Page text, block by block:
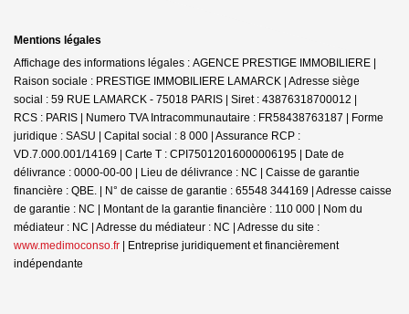
Mentions légales
Affichage des informations légales : AGENCE PRESTIGE IMMOBILIERE |
Raison sociale : PRESTIGE IMMOBILIERE LAMARCK | Adresse siège
social : 59 RUE LAMARCK - 75018 PARIS | Siret : 43876318700012 |
RCS : PARIS | Numero TVA Intracommunautaire : FR58438763187 | Forme
juridique : SASU | Capital social : 8 000 | Assurance RCP :
VD.7.000.001/14169 | Carte T : CPI75012016000006195 | Date de
délivrance : 0000-00-00 | Lieu de délivrance : NC | Caisse de garantie
financière : QBE. | N° de caisse de garantie : 65548 344169 | Adresse caisse
de garantie : NC | Montant de la garantie financière : 110 000 | Nom du
médiateur : NC | Adresse du médiateur : NC | Adresse du site :
www.medimoconso.fr | Entreprise juridiquement et financièrement
indépendante